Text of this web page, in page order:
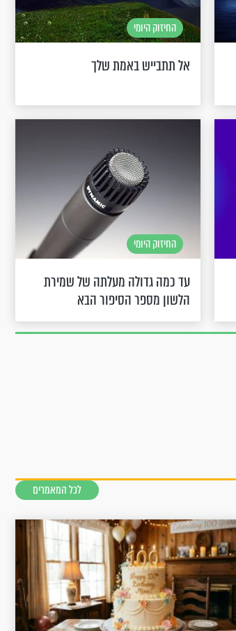
החיזוק היומי
אל תתבייש באמת שלך
החיזוק היומי
עד כמה גדולה מעלתה של שמירת
הלשון מספר הסיפור הבא
לכל המאמרים